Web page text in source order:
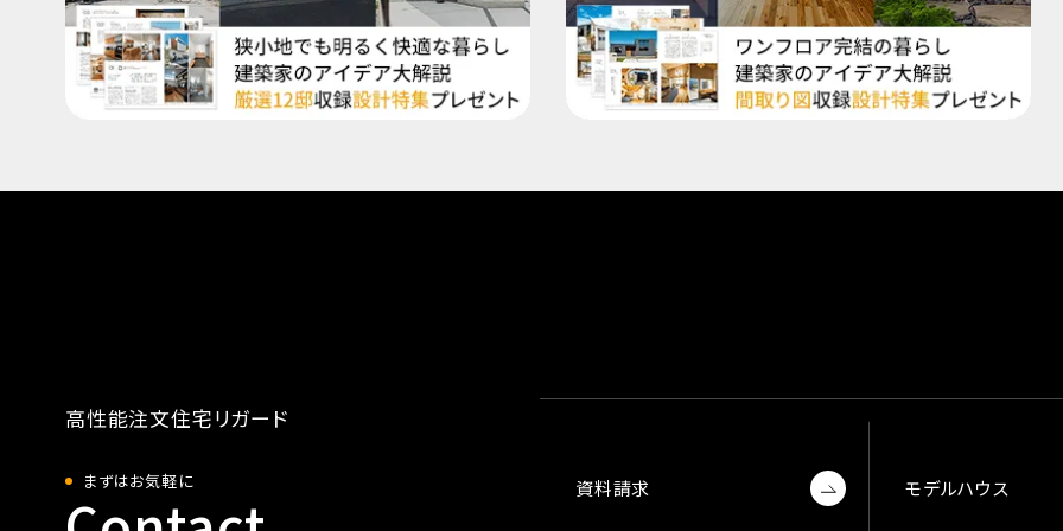
高性能注文住宅リガード
まずはお気軽に 資料請求 モデルハウス